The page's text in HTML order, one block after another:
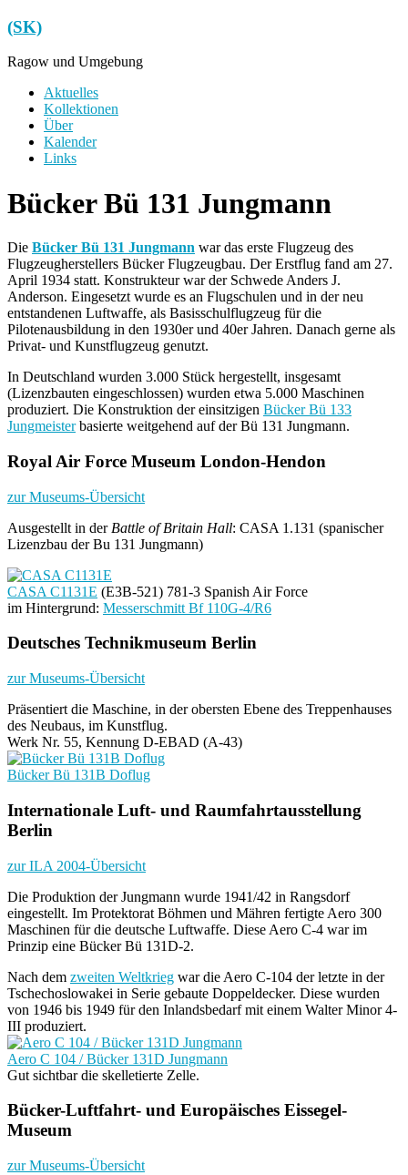
Zum
Inhalt
springen
(SK)
Ragow und Umgebung
Menü
Aktuelles
Kollektionen
Über
Kalender
Links
Bücker Bü 131 Jungmann
Die Bücker Bü 131 Jungmann war das erste Flugzeug des
Flugzeugherstellers Bücker Flugzeugbau. Der Erstflug fand am 27.
April 1934 statt. Konstrukteur war der Schwede Anders J.
Anderson. Eingesetzt wurde es an Flugschulen und in der neu
entstandenen Luftwaffe, als Basisschulflugzeug für die
Pilotenausbildung in den 1930er und 40er Jahren. Danach gerne als
Privat- und Kunstflugzeug genutzt.
In Deutschland wurden 3.000 Stück hergestellt, insgesamt
(Lizenzbauten eingeschlossen) wurden etwa 5.000 Maschinen
produziert. Die Konstruktion der einsitzigen Bücker Bü 133
Jungmeisterbasierte weitgehend auf der Bü 131 Jungmann.
Royal Air Force Museum London-Hendon
zur Museums-Übersicht
Ausgestellt in der Battle of Britain Hall: CASA 1.131 (spanischer
Lizenzbau der Bu 131 Jungmann)
CASA C1131E (E3B-521) 781-3 Spanish Air Force
im Hintergrund: Messerschmitt Bf 110G-4/R6
Deutsches Technikmuseum Berlin
zur Museums-Übersicht
Präsentiert die Maschine, in der obersten Ebene des Treppenhauses
des Neubaus, im Kunstflug.
Werk Nr. 55, Kennung D-EBAD (A-43)
Bücker Bü 131B Doflug
Internationale Luft- und Raumfahrtausstellung
Berlin
zur ILA 2004-Übersicht
Die Produktion der Jungmann wurde 1941/42 in Rangsdorf
eingestellt. Im Protektorat Böhmen und Mähren fertigte Aero 300
Maschinen für die deutsche Luftwaffe. Diese Aero C-4 war im
Prinzip eine Bücker Bü 131D-2.
Nach dem zweiten Weltkrieg war die Aero C-104 der letzte in der
Tschechoslowakei in Serie gebaute Doppeldecker. Diese wurden
von 1946 bis 1949 für den Inlandsbedarf mit einem Walter Minor 4-
III produziert.
Aero C 104 / Bücker 131D Jungmann
Gut sichtbar die skelletierte Zelle.
Bücker-Luftfahrt- und Europäisches Eissegel-
Museum
zur Museums-Übersicht